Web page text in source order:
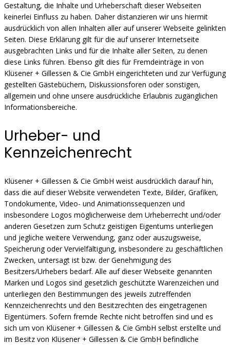
Gestaltung, die Inhalte und Urheberschaft dieser Webseiten
keinerlei Einfluss zu haben. Daher distanzieren wir uns hiermit
ausdrücklich von allen Inhalten aller auf unserer Webseite gelinkten
Seiten. Diese Erklärung gilt für die auf unserer Internetseite
ausgebrachten Links und für die Inhalte aller Seiten, zu denen
diese Links führen. Ebenso gilt dies für Fremdeinträge in von
Klüsener + Gillessen & Cie GmbH eingerichteten und zur Verfügung
gestellten Gästebüchern, Diskussionsforen oder sonstigen,
allgemein und ohne unsere ausdrückliche Erlaubnis zugänglichen
Informationsbereiche.
Urheber- und
Kennzeichenrecht
Klüsener + Gillessen & Cie GmbH weist ausdrücklich darauf hin,
dass die auf dieser Website verwendeten Texte, Bilder, Grafiken,
Tondokumente, Video- und Animationssequenzen und
insbesondere Logos möglicherweise dem Urheberrecht und/oder
anderen Gesetzen zum Schutz geistigen Eigentums unterliegen
und jegliche weitere Verwendung, ganz oder auszugsweise,
Speicherung oder Vervielfältigung, insbesondere zu geschäftlichen
Zwecken, untersagt ist bzw. der Genehmigung des
Besitzers/Urhebers bedarf. Alle auf dieser Webseite genannten
Marken und Logos sind gesetzlich geschützte Warenzeichen und
unterliegen den Bestimmungen des jeweils zutreffenden
Kennzeichenrechts und den Besitzrechten des eingetragenen
Eigentümers. Sofern fremde Rechte nicht betroffen sind und es
sich um von Klüsener + Gillessen & Cie GmbH selbst erstellte und
im Besitz von Klüsener + Gillessen & Cie GmbH befindliche